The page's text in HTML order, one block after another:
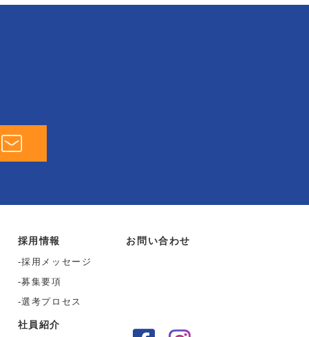
採用情報
採用メッセージ
募集要項
選考プロセス
社員紹介
お問い合わせ